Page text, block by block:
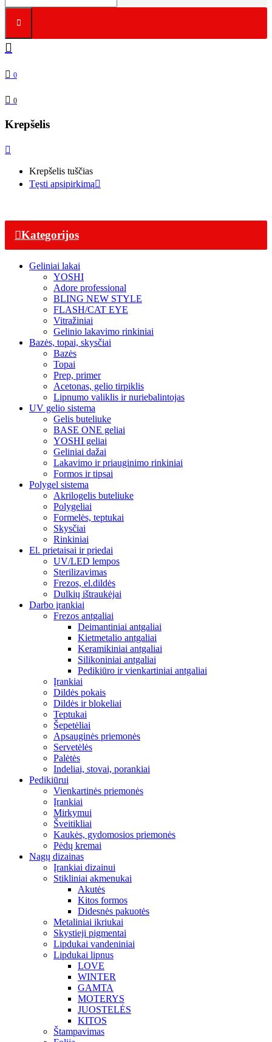
0
0
Krepšelis
Krepšelis tuščias
Tęsti apsipirkimą
Kategorijos
Geliniai lakai
YOSHI
Adore professional
BLING NEW STYLE
FLASH/CAT EYE
Vitražiniai
Gelinio lakavimo rinkiniai
Bazės, topai, skysčiai
Bazės
Topai
Prep, primer
Acetonas, gelio tirpiklis
Lipnumo valiklis ir nuriebalintojas
UV gelio sistema
Gelis buteliuke
BASE ONE geliai
YOSHI geliai
Geliniai dažai
Lakavimo ir priauginimo rinkiniai
Formos ir tipsai
Polygel sistema
Akrilogelis buteliuke
Polygeliai
Formelės, teptukai
Skysčiai
Rinkiniai
El. prietaisai ir priedai
UV/LED lempos
Sterilizavimas
Frezos, el.dildės
Dulkių ištraukėjai
Darbo įrankiai
Frezos antgaliai
Deimantiniai antgaliai
Kietmetalio antgaliai
Keramikiniai antgaliai
Silikoniniai antgaliai
Pedikiūro ir vienkartiniai antgaliai
Įrankiai
Dildės pokais
Dildės ir blokeliai
Teptukai
Šepetėliai
Apsauginės priemonės
Servetėlės
Palėtės
Indeliai, stovai, porankiai
Pedikiūrui
Vienkartinės priemonės
Įrankiai
Mirkymui
Šveitikliai
Kaukės, gydomosios priemonės
Pėdų kremai
Nagų dizainas
Įrankiai dizainui
Stikliniai akmenukai
Akutės
Kitos formos
Didesnės pakuotės
Metaliniai ikriukai
Skystieji pigmentai
Lipdukai vandeniniai
Lipdukai lipnus
LOVE
WINTER
GAMTA
MOTERYS
JUOSTELĖS
KITOS
Štampavimas